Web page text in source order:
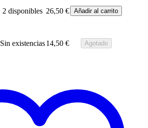
2 disponibles 26,50 € Añadir al carrito
Sin existencias14,50 € Agotado